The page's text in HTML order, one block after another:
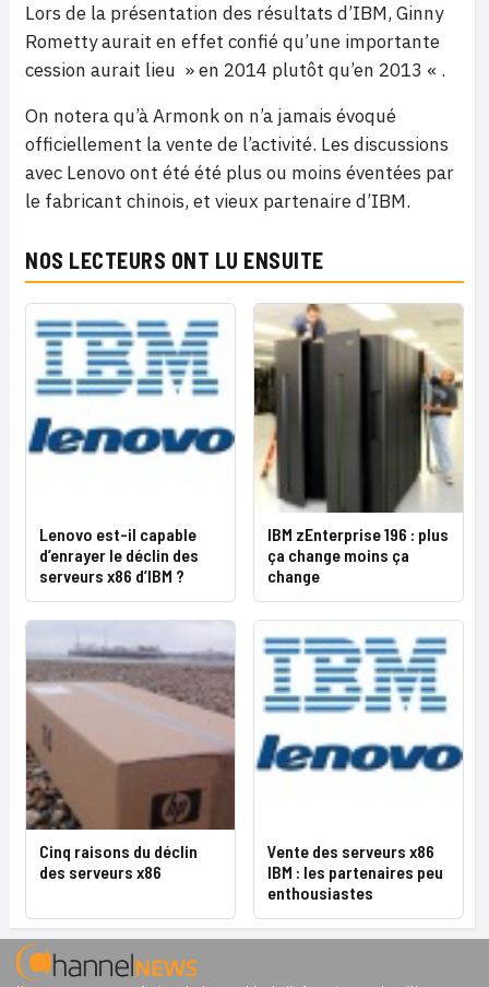
Lors de la présentation des résultats d’IBM, Ginny
Rometty aurait en effet confié qu’une importante
cession aurait lieu » en 2014 plutôt qu’en 2013 « .
On notera qu’à Armonk on n’a jamais évoqué
officiellement la vente de l’activité. Les discussions
avec Lenovo ont été été plus ou moins éventées par
le fabricant chinois, et vieux partenaire d’IBM.
NOS LECTEURS ONT LU ENSUITE
Lenovo est-il capable
d’enrayer le déclin des
serveurs x86 d’IBM ?
IBM zEnterprise 196 : plus
ça change moins ça
change
Cinq raisons du déclin
des serveurs x86
Vente des serveurs x86
IBM : les partenaires peu
enthousiastes